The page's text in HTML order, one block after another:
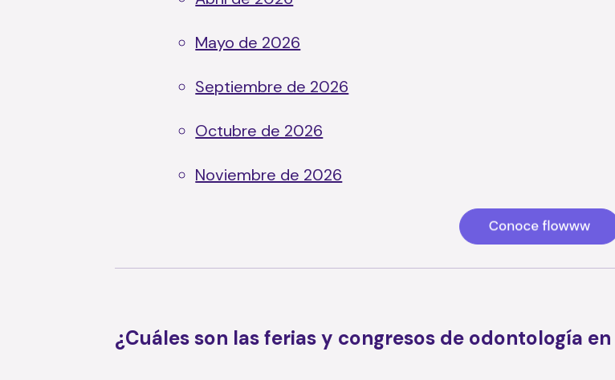
Mayo de 2026
Septiembre de 2026
Octubre de 2026
Noviembre de 2026
¿Cuáles son las ferias y congresos de odontología